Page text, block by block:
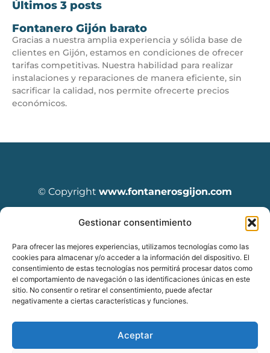
Gestionar consentimiento
Para ofrecer las mejores experiencias, utilizamos tecnologías como las
cookies para almacenar y/o acceder a la información del dispositivo. El
consentimiento de estas tecnologías nos permitirá procesar datos como
el comportamiento de navegación o las identificaciones únicas en este
sitio. No consentir o retirar el consentimiento, puede afectar
negativamente a ciertas características y funciones.
Aceptar
Últimos 3 posts
Fontanero Gijón barato
Gracias a nuestra amplia experiencia y sólida base de
clientes en Gijón, estamos en condiciones de ofrecer
tarifas competitivas. Nuestra habilidad para realizar
instalaciones y reparaciones de manera eficiente, sin
sacrificar la calidad, nos permite ofrecerte precios
económicos.
© Copyright www.fontanerosgijon.com
Diseñado por Seoclic